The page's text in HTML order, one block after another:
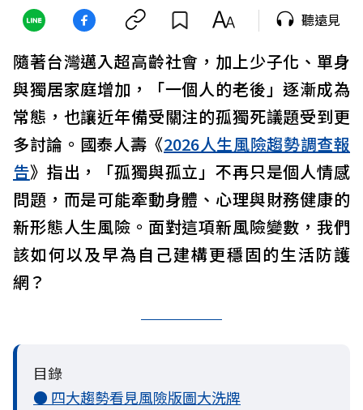
聽遠見
隨著台灣邁入超高齡社會，加上少子化、單身
與獨居家庭增加，「一個人的老後」逐漸成為
常態，也讓近年備受關注的孤獨死議題受到更
多討論。國泰人壽《2026人生風險趨勢調查報
告》指出，「孤獨與孤立」不再只是個人情感
問題，而是可能牽動身體、心理與財務健康的
新形態人生風險。面對這項新風險變數，我們
該如何以及早為自己建構更穩固的生活防護
網？
目錄
● 四大趨勢看見風險版圖大洗牌